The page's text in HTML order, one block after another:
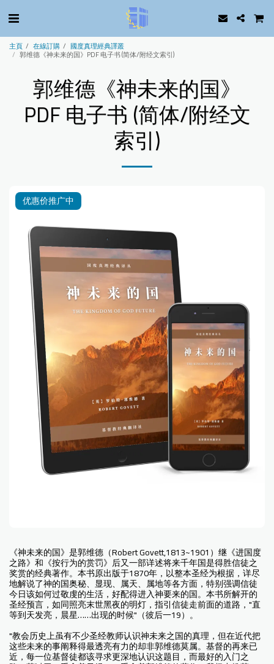
主頁 在線訂購 國度真理經典譯叢
郭维德《神未来的国》PDF 电子书 (简体/附经文索引)
郭维德《神未来的国》
PDF 电子书 (简体/附经文
索引)
优惠价推广中
《神未来的国》是郭维德（Robert Govett,1813~1901）继《进国度
之路》和《按行为的赏罚》后又一部详述将来千年国是得胜信徒之
奖赏的经典著作。本书原出版于1870年，以整本圣经为根据，详尽
地解说了神的国奥秘、显现、属天、属地等各方面，特别强调信徒
今日该如何过敬虔的生活，好配得进入神要来的国。本书所解开的
圣经预言，如同照亮末世黑夜的明灯，指引信徒走前面的道路，"直
等到天发亮，晨星……出现的时候"（彼后一19）。
"教会历史上虽有不少圣经教师认识神未来之国的真理，但在近代把
这些未来的事阐释得最透亮有力的却非郭维德莫属。基督的再来已
近，每一位基督徒都该寻求更深地认识这题目，而最好的入门之